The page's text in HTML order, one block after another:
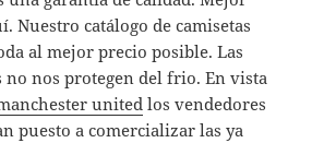
Nuestro catálogo de camisetas
al mejor precio posible. Las
no nos protegen del frio. En vista
unitedlos vendedores
puesto a comercializar las ya